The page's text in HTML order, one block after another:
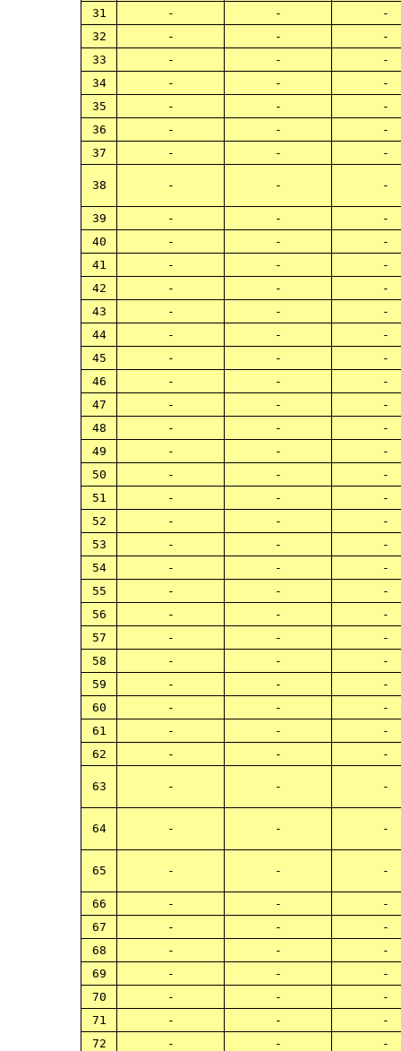
31
- -
-
32
- -
-
33
- -
-
34
- -
-
35
- -
-
36
- -
-
37
- - -
38 - - -
39 - -
-
40
- -
-
41
- -
-
42
- -
-
43
- -
-
44
- -
-
45
- -
-
46
- -
-
47
- -
-
48
- -
-
49
- -
-
50
- -
-
51
- -
-
52
- -
-
53
- -
-
54
- -
-
55
- -
-
56
- -
-
57
- -
-
58
- -
-
59
- -
-
60
- -
-
61
- -
-
62
- - -
63 - - -
64 - - -
65 - - -
66 - -
-
67
- -
-
68
- -
-
69
- -
-
70
- -
-
71
- -
-
72
- -
-